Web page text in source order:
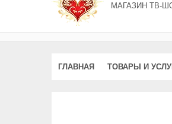
МАГАЗИН ТВ-
ГЛАВНАЯ ТОВАРЫ И